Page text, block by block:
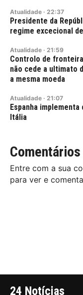
Atualidade · 22:37
Presidente da
regime excecional
Atualidade · 21:59
Controlo de
não cede a ultimato
a mesma moeda
Atualidade · 21:07
Espanha
Itália
Comentários
Entre com a sua
para ver e
24 Notícias